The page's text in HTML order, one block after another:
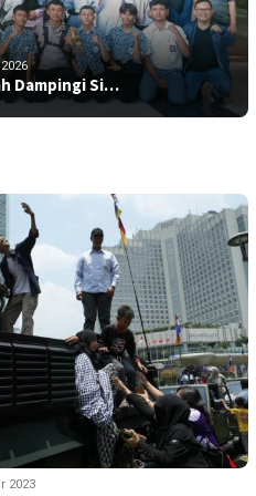
Dampingi Si…
2023